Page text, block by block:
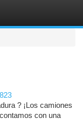
? ¡Los camiones
con una